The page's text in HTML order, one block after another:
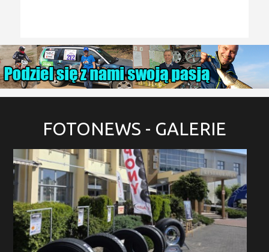
FOTONEWS - GALERIE